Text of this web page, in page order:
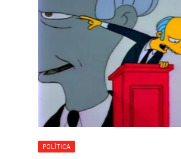
POLÍTICA